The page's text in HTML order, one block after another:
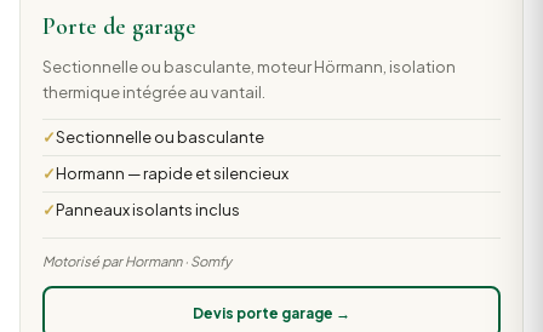
Porte de garage
Sectionnelle ou basculante, moteur Hörmann, isolation
thermique intégrée au vantail.
Sectionnelle ou basculante
Hormann — rapide et silencieux
Panneaux isolants inclus
Motorisé par Hormann · Somfy
Devis porte garage →